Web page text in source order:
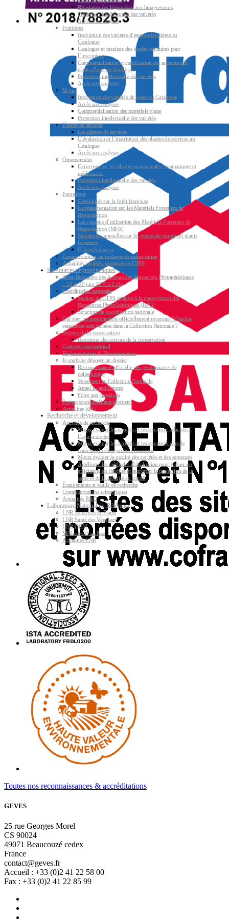
Toutes nos reconnaissances & accréditations
GEVES
25 rue Georges Morel
CS 90024
49071 Beaucouzé cedex
France
contact@geves.fr
Accueil : +33 (0)2 41 22 58 00
Fax : +33 (0)2 41 22 85 99
Résistance des légumières aux bioagresseurs
Protection intellectuelle des variétés
Accès aux analyses
Fruitières
Inscription des variétés d’espèces fruitières au
Catalogue
Catalogue et résultats des études conduites pour
l’inscription
Commercialisation et certification des semences &
plants d’espèces fruitières
Protection intellectuelle des variétés
Accès aux analyses
Vigne
Inscription des variétés de vigne au Catalogue
Accès aux analyses
Commercialisation des matériels vigne
Protection intellectuelle des variétés
Plantes de services
Les plantes de services
L’évaluation et l’inscription des plantes de services au
Catalogue
Accès aux analyses
Ornementales
Expertises sur les plantes ornementales, aromatiques et
médicinales
Protection intellectuelle des variétés
Accès aux analyses
Forestières
Généralités sur la forêt française
La réglementation sur les Matériels Forestiers de
Reproduction
Les conseils d’utilisation des Matériels Forestiers de
Reproduction (MFR)
Statistiques annuelles sur les ventes de graines et plants
forestiers
L’Agroforesterie
Commercialiser un mélange de préservation
Actualités variétés, semences et CTPS
Ressources phytogénétiques
3ème Rencontre des Acteurs des Ressources Phytogénétiques
– 19 et 20 juin 2025 à Lille
Coordination nationale
Section du CTPS relative à la conservation des
Ressources PhytoGénétiques (RPG)
Structure de coordination nationale
Qui sont les gestionnaires officiellement reconnus ? Quelles
ressources sont versées dans la Collection Nationale ?
Acteurs de la conservation
Rencontre des acteurs de la conservation
Contexte international
Réglementation & Documentation
Je souhaite déposer un dossier
Reconnaissance officielle des gestionnaires de
collection(s)
Versement en Collection Nationale
Appel à candidatures
Foire aux questions
Projets soutenus financièrement
Actualités RPG
Recherche et développement
Activités de recherche
Mieux évaluer les variétés et les semences adaptées à
l’agroécologie
Mieux évaluer les variétés et les semences dans le
contexte du changement climatique
Mieux évaluer la qualité des variétés et des semences
Améliorer les méthodes d’évaluation pour gagner en
efficience, en fiabilité et renforcer la protection de la
santé et de la sécurité au travail
Équipements et outils de recherche
Communications scientifiques
Actualités R&D
Laboratoire National de Référence
LNR Semences & Plants
LNR Santé des Végétaux
LNR OGM
Méthodes d’analyse
Actualités LNR